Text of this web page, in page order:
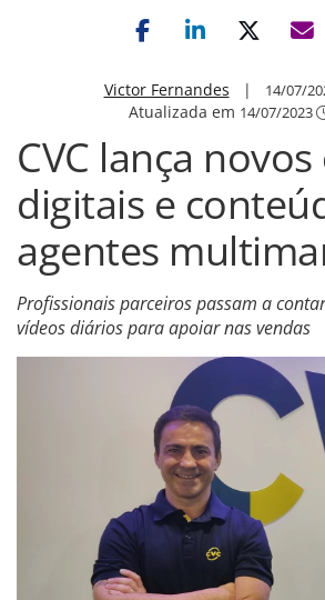
Victor Fernandes | 14/07/
Atualizada em 14/07/2023
CVC lança
digitais e
agentes
Profissionais parceiros passam a
vídeos diários para apoiar nas vendas